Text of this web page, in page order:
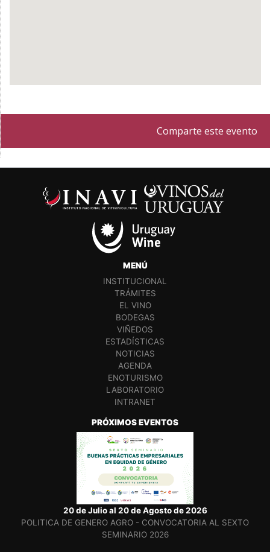
Comparte este evento
MENÚ
INSTITUCIONAL
TRÁMITES
EL VINO
BODEGAS
VIÑEDOS
ESTADÍSTICAS
NOTICIAS
AGENDA
ENOTURISMO
LABORATORIO
INTRANET
PRÓXIMOS EVENTOS
20 de Julio al 20 de Agosto de 2026
POLITICA DE GENERO AGRO - CONVOCATORIA AL SEXTO
SEMINARIO 2026